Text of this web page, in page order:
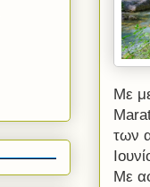
Με
των
Με